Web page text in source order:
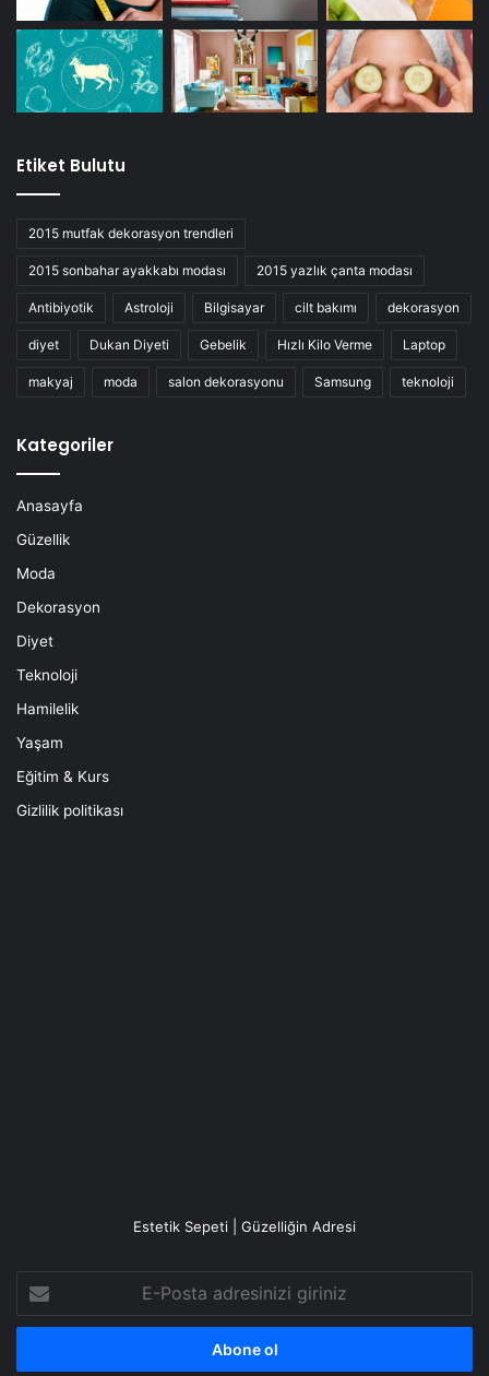
Etiket Bulutu
2015 mutfak dekorasyon trendleri
2015 sonbahar ayakkabı modası 2015 yazlık çanta modası
Antibiyotik Astroloji Bilgisayar cilt bakımı dekorasyon
diyet Dukan Diyeti Gebelik Hızlı Kilo Verme Laptop
makyaj moda salon dekorasyonu Samsung teknoloji
Kategoriler
Anasayfa
Güzellik
Moda
Dekorasyon
Diyet
Teknoloji
Hamilelik
Yaşam
Eğitim & Kurs
Gizlilik politikası
Estetik Sepeti | Güzelliğin Adresi
Posta
adresinizi